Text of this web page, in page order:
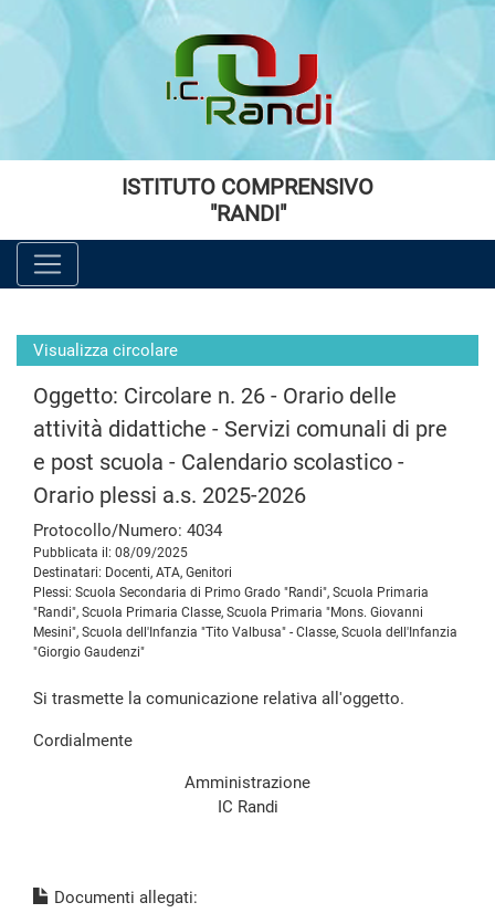
Vai al menù principale
Vai al menù secondario
ISTITUTO COMPRENSIVO
"RANDI"
Visualizza circolare
Oggetto: Circolare n. 26 - Orario delle
attività didattiche - Servizi comunali di pre
e post scuola - Calendario scolastico -
Orario plessi a.s. 2025-2026
Protocollo/Numero: 4034
Pubblicata il: 08/09/2025
Destinatari: Docenti, ATA, Genitori
Plessi: Scuola Secondaria di Primo Grado "Randi", Scuola Primaria
"Randi", Scuola Primaria Classe, Scuola Primaria "Mons. Giovanni
Mesini", Scuola dell'Infanzia "Tito Valbusa" - Classe, Scuola dell'Infanzia
"Giorgio Gaudenzi"
Si trasmette la comunicazione relativa all'oggetto.
Cordialmente
Amministrazione
IC Randi
Documenti allegati: